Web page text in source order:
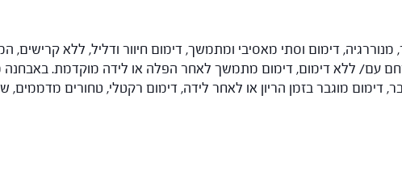
מנוררגיה, דימום וסתי מאסיבי ומתמשך, דימום חיוור ודליל, ללא
עם/ ללא דימום, דימום מתמשך לאחר הפלה או לידה מוקדמת. באבחנה
דימום מוגבר בזמן הריון או לאחר לידה, דימום רקטלי, טחורים